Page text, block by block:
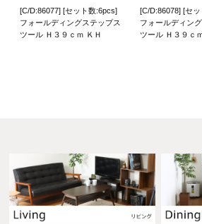
[C/D:86077] [セット数:6pcs]
フォールディングステップス
ツール Ｈ３９ｃｍ ＫＨ
[C/D:86078] [セ
フォールディン
ツール Ｈ３９ｃ